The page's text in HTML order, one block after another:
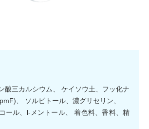
酸三カルシウム、 ケイソウ土、フッ化ナ
、 ソルビトール、濃グリセリン、
ール、l-メントール、 着色料、香料、精